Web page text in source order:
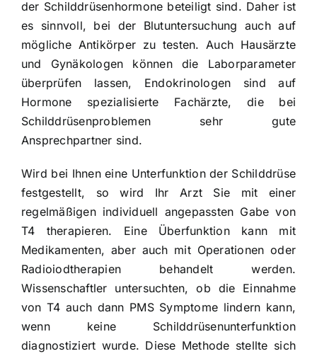
der Schilddrüsenhormone beteiligt sind. Daher ist
es sinnvoll, bei der Blutuntersuchung auch auf
mögliche Antikörper zu testen. Auch Hausärzte
und Gynäkologen können die Laborparameter
überprüfen lassen, Endokrinologen sind auf
Hormone spezialisierte Fachärzte, die bei
Schilddrüsenproblemen sehr gute
Ansprechpartner sind.
Wird bei Ihnen eine Unterfunktion der Schilddrüse
festgestellt, so wird Ihr Arzt Sie mit einer
regelmäßigen individuell angepassten Gabe von
T4 therapieren. Eine Überfunktion kann mit
Medikamenten, aber auch mit Operationen oder
Radioiodtherapien behandelt werden.
Wissenschaftler untersuchten, ob die Einnahme
von T4 auch dann PMS Symptome lindern kann,
wenn keine Schilddrüsenunterfunktion
diagnostiziert wurde. Diese Methode stellte sich